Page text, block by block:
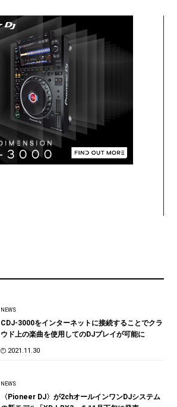
NEWS
CDJ-3000をインターネットに接続することでクラ
ウド上の楽曲を使用してのDJプレイが可能に
2021.11.30
NEWS
〈Pioneer DJ〉が2chオールインワンDJシステム